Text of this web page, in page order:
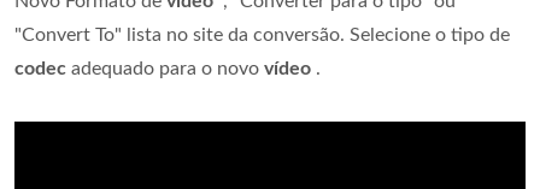
"Convert To" lista no site da conversão. Selecione o tipo de
codec adequado para o novo vídeo .